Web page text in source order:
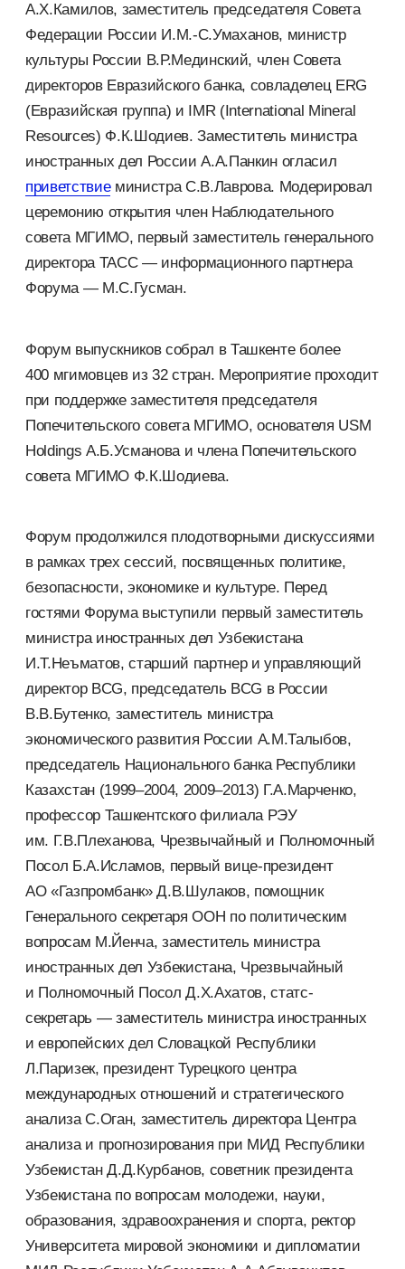
А.Х.Камилов, заместитель председателя Совета
Федерации России И.М.-С.Умаханов, министр
культуры России В.Р.Мединский, член Совета
директоров Евразийского банка, совладелец ERG
(Евразийская группа) и IMR (International Mineral
Resources) Ф.К.Шодиев. Заместитель министра
иностранных дел России А.А.Панкин огласил
приветствиеминистра С.В.Лаврова. Модерировал
церемонию открытия член Наблюдательного
совета МГИМО, первый заместитель генерального
директора ТАСС — информационного партнера
Форума — М.С.Гусман.
Форум выпускников собрал в Ташкенте более
400 мгимовцев из 32 стран. Мероприятие проходит
при поддержке заместителя председателя
Попечительского совета МГИМО, основателя USM
Holdings А.Б.Усманова и члена Попечительского
совета МГИМО Ф.К.Шодиева.
Форум продолжился плодотворными дискуссиями
в рамках трех сессий, посвященных политике,
безопасности, экономике и культуре. Перед
гостями Форума выступили первый заместитель
министра иностранных дел Узбекистана
И.Т.Неъматов, старший партнер и управляющий
директор BCG, председатель BCG в России
В.В.Бутенко, заместитель министра
экономического развития России А.М.Талыбов,
председатель Национального банка Республики
Казахстан (1999–2004, 2009–2013) Г.А.Марченко,
профессор Ташкентского филиала РЭУ
им. Г.В.Плеханова, Чрезвычайный и Полномочный
Посол Б.А.Исламов, первый вице-президент
АО «Газпромбанк» Д.В.Шулаков, помощник
Генерального секретаря ООН по политическим
вопросам М.Йенча, заместитель министра
иностранных дел Узбекистана, Чрезвычайный
и Полномочный Посол Д.Х.Ахатов, статс-
секретарь — заместитель министра иностранных
и европейских дел Словацкой Республики
Л.Паризек, президент Турецкого центра
международных отношений и стратегического
анализа С.Оган, заместитель директора Центра
анализа и прогнозирования при МИД Республики
Узбекистан Д.Д.Курбанов, советник президента
Узбекистана по вопросам молодежи, науки,
образования, здравоохранения и спорта, ректор
Университета мировой экономики и дипломатии